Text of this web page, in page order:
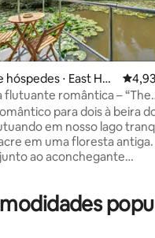
hóspedes ⋅ East Hoa
4,93
flutuante romântica – “The
para dois à beira
em nosso lago
em uma floresta antiga.
ao aconchegante
para o lago de todos
Na primavera, desfrute